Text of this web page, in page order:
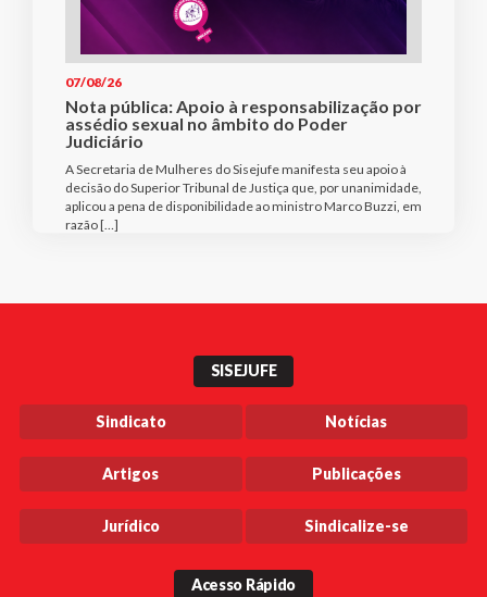
07/08/26
Nota pública: Apoio à responsabilização por
assédio sexual no âmbito do Poder
Judiciário
A Secretaria de Mulheres do Sisejufe manifesta seu apoio à
decisão do Superior Tribunal de Justiça que, por unanimidade,
aplicou a pena de disponibilidade ao ministro Marco Buzzi, em
razão […]
SISEJUFE
Sindicato Notícias
Artigos Publicações
Jurídico Sindicalize-se
Acesso Rápido